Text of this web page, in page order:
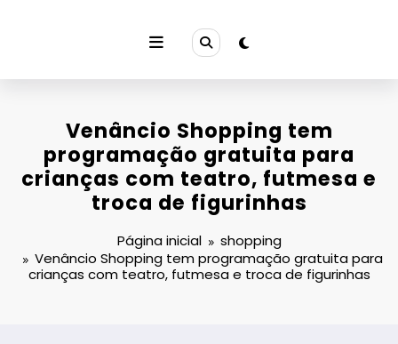
Venâncio Shopping tem
programação gratuita para
crianças com teatro, futmesa e
troca de figurinhas
Página inicial
shopping
Venâncio Shopping tem programação gratuita para
crianças com teatro, futmesa e troca de figurinhas